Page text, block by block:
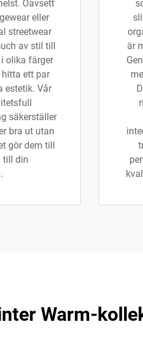
Oavsett
eller
streetwear
av stil till
olika färger
ett par
estetik. Vår
säkerställer
bra ut utan
gör dem till
till din
är
Warm-